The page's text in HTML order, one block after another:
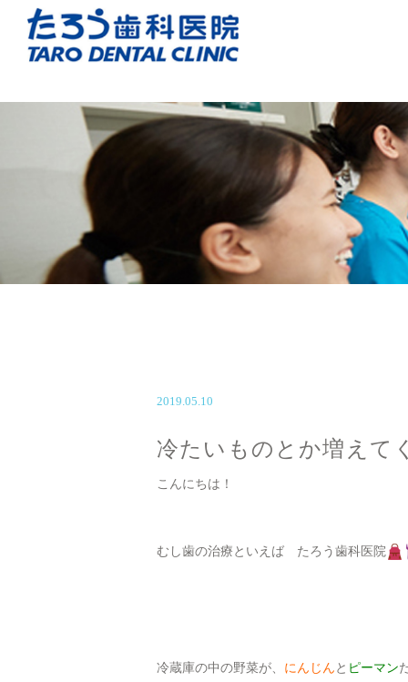
2019.05.10
冷たいものとか増えて
こんにちは！
むし歯の治療といえば たろう歯科医院
冷蔵庫の中の野菜が、 にんじんと ピーマン